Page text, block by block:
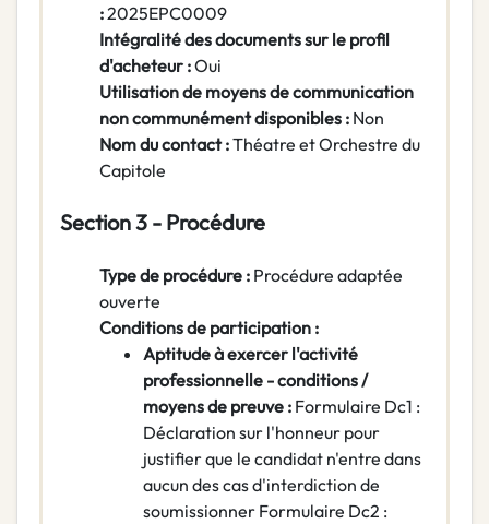
:2025EPC0009
Intégralité des documents sur le profil
d'acheteur :Oui
Utilisation de moyens de communication
non communément disponibles : Non
Nom du contact :Théatre et Orchestre du
Capitole
Section 3 - Procédure
Type de procédure : Procédure adaptée
ouverte
Conditions de participation :
Aptitude à exercer l'activité
professionnelle - conditions /
moyens de preuve : Formulaire Dc1 :
Déclaration sur l'honneur pour
justifier que le candidat n'entre dans
aucun des cas d'interdiction de
soumissionner Formulaire Dc2 :